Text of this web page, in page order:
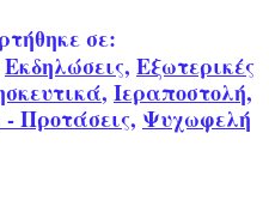
σε:
Εκδηλώσεις, Εξωτερικές
, Ιεραποστολή,
Προτάσεις, Ψυχωφελή